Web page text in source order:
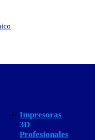
Impresoras
3D
Profesionales